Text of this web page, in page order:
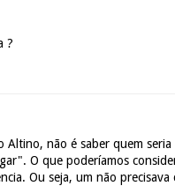
?
Altino, não é saber quem
O que poderíamos
Ou seja, um não